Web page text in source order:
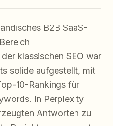
B2B SaaS-
klassischen SEO war
solide aufgestellt, mit
10-Rankings für
In Perplexity
Antworten zu